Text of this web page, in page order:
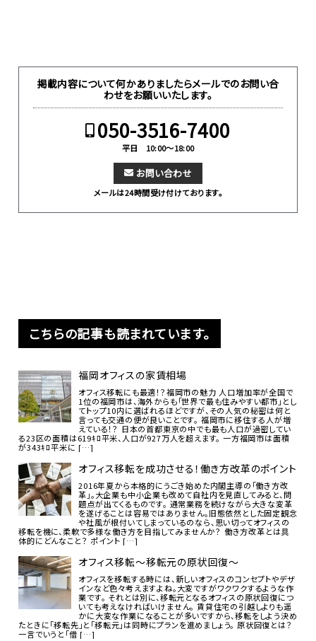
掲載内容について何かありましたらメールでのお問い合
わせをお願いいたします。
050-3516-7400
平日 10:00～18:00
お問い合わせ
メールは24時間受け付けております。
こちらの記事も読まれています。
福岡オフィスの家賃相場
オフィス移転にも最適！？福岡市の魅力 人口増加率が全国で
1位の福岡市は、海外からも「世界で最も住みやすい都市」とし
てトップ10内に選ばれるほどですが、その人気の秘密は何と
言っても交通の便が良いことです。 福岡市に移住する人が増
えている！？ 日本の首都東京の中でも最も人口が過密してい
る23区の面積は619ｷﾛ平米、人口が927万人を超えます。 一方福岡市は面積
が343ｷﾛ平米に […]
オフィス移転を成功させる！働き方改革のポイント
2016年夏から本格的にうごき始めた内閣主導の「働き方改
革」。大企業も中小企業も改めて自社内を見直してみると、問
題点が出てくるものです。 通常業務を続けながら大きな変革
を遂げることは容易ではありません。旧態依然とした固定観念
や社風が根付いてしまっているのなら、思い切ってオフィスの
移転を機に、柔軟で多様な働き方を目指してみませんか？ 働き方改革とは具
体的にどんなこと？ ポイント […]
オフィス移転～移転元の原状回復～
オフィスを移転する時には、新しいオフィスのコンセプトやデザ
インなど色々考えますよね。大変ですがワクワクするような作
業です。 それとは別に、移転元となるオフィスの原状回復につ
いても考えなければいけません。 賃貸住宅の引越しよりも遥
かに大変な作業になることが多いですから、移転をしよう決め
たときに「移転先」と「移転元」は同時にプランを進めましょう。 原状回復とは？
一言でいうと「借 […]